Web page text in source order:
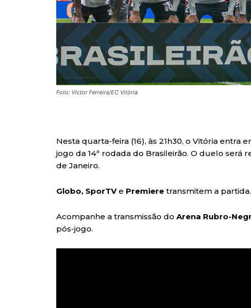
Foto: Victor Ferreira/EC Vitória
Nesta quarta-feira (16), às 21h30, o Vitória
jogo da 14ª rodada do Brasileirão. O duelo será
de Janeiro.
Globo, SporTVe Premiere transmitem a partida.
Acompanhe a transmissão do Arena Rubro-
pós-jogo.